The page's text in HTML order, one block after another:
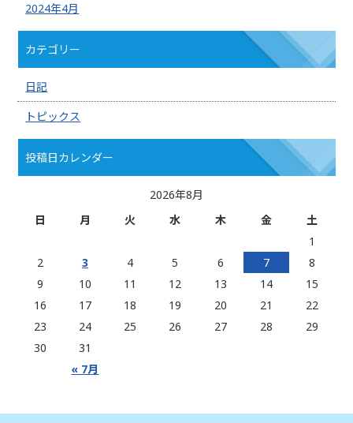
2024年4月
カテゴリー
日記
トピックス
投稿日カレンダー
2026年8月
日
月 火 水 木 金 土
« 7月
1
2
3 4 5 6 7
8
9
10 11 12 13 14
15
16
17 18 19 20 21
22
23
24 25 26 27 28
29
30
31